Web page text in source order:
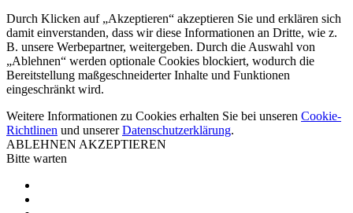
Durch Klicken auf „Akzeptieren“ akzeptieren Sie und erklären sich
damit einverstanden, dass wir diese Informationen an Dritte, wie z.
B. unsere Werbepartner, weitergeben. Durch die Auswahl von
„Ablehnen“ werden optionale Cookies blockiert, wodurch die
Bereitstellung maßgeschneiderter Inhalte und Funktionen
eingeschränkt wird.
Weitere Informationen zu Cookies erhalten Sie bei unseren Cookie-
Richtlinen und unsererDatenschutzerklärung.
ABLEHNEN AKZEPTIEREN
Bitte warten